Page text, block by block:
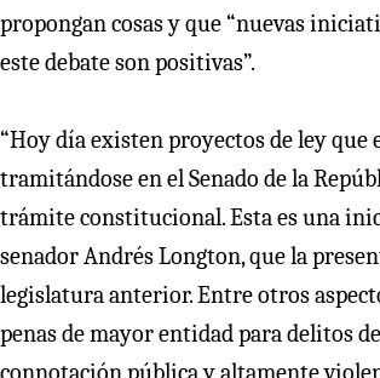
propongan cosas y que “nuevas
este debate son positivas”.
“Hoy día existen proyectos de ley que
tramitándose en el Senado de la
trámite constitucional. Esta es una
senador Andrés Longton, que la
legislatura anterior. Entre otros
penas de mayor entidad para delitos
connotación pública y altamente